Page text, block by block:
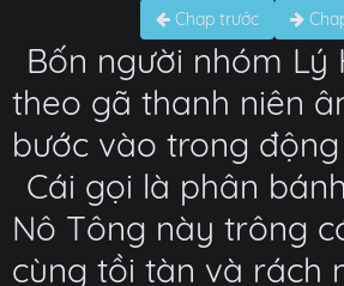
Chap trước
Bốn người nhóm Lý
theo gã thanh niên
bước vào trong động
Cái gọi là phân
Nô Tông này trông
cùng tồi tàn và rách